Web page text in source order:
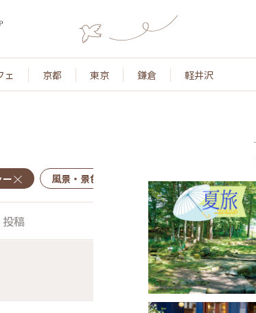
ェ 京都 東京 鎌倉 軽井沢
風景・景色 名所・旧跡 温泉・スパ
投稿